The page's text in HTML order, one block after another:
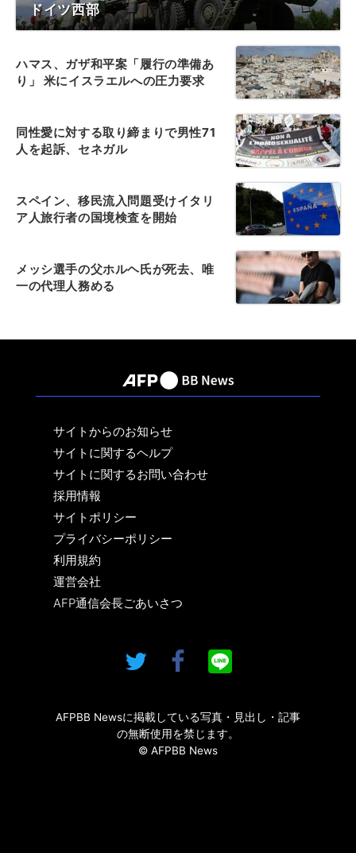
ドイツ西部
ハマス、ガザ和平案「履行の準備あ
り」 米にイスラエルへの圧力要求
同性愛に対する取り締まりで男性71
人を起訴、セネガル
スペイン、移民流入問題受けイタリ
ア人旅行者の国境検査を開始
メッシ選手の父ホルヘ氏が死去、唯
一の代理人務める
サイトからのお知らせ
サイトに関するヘルプ
サイトに関するお問い合わせ
採用情報
サイトポリシー
プライバシーポリシー
利用規約
運営会社
AFP通信会長ごあいさつ
AFPBB Newsに掲載している写真・見出し・記事
の無断使用を禁じます。
© AFPBB News